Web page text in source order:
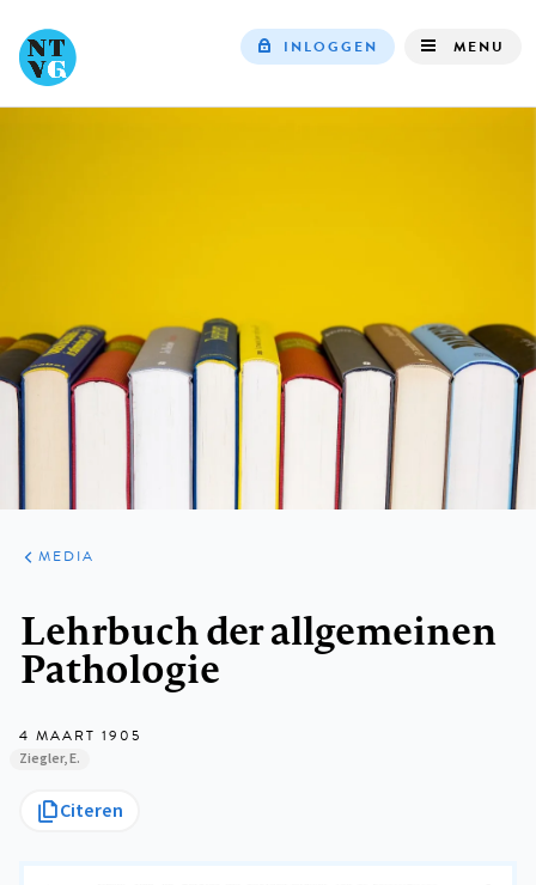
INLOGGEN MENU
ARTIKELEN
VARIA
MEDIA
Lehrbuch der allgemeinen
Pathologie
4 MAART 1905
Ziegler, E.
Citeren